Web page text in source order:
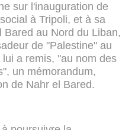
sur l'inauguration de
à Tripoli, et à sa
au Nord du Liban,
de "Palestine" au
a remis, "au nom des
un mémorandum,
de Nahr el Bared.